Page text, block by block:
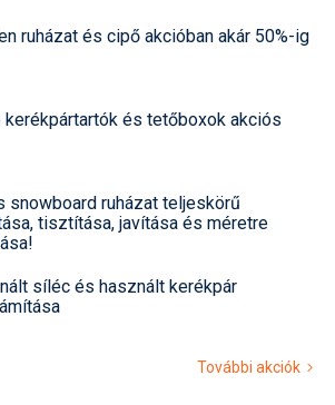
ruházat és cipő akcióban akár 50%-ig
kerékpártartók és tetőboxok akciós
snowboard ruházat teljeskörű
tisztítása, javítása és méretre
síléc és használt kerékpár
További akciók